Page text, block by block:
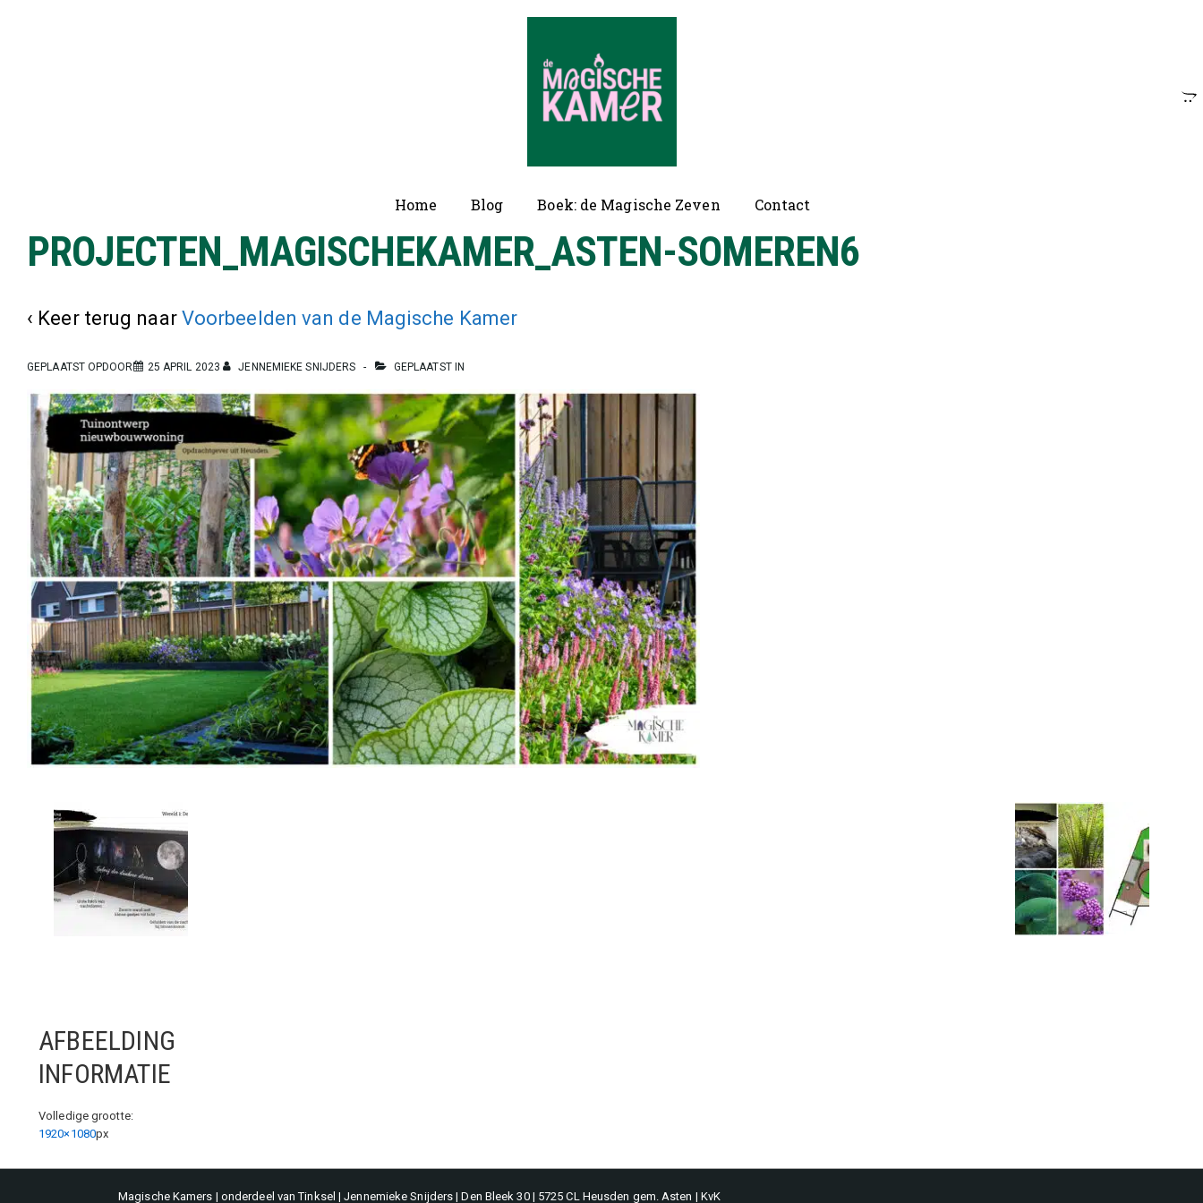
Hoofd
navigatie
Home Blog Boek: de Magische Zeven Contact
PROJECTEN_MAGISCHEKAMER_ASTEN-SOMEREN6
‹ Keer terug naar Voorbeelden van de Magische Kamer
GEPLAATST OPDOOR 25 APRIL 2023 JENNEMIEKE SNIJDERS GEPLAATST IN
AFBEELDING
INFORMATIE
Volledige grootte:
1920×1080px
Magische Kamers | onderdeel van Tinksel | Jennemieke Snijders | Den Bleek 30 | 5725 CL Heusden gem. Asten | KvK